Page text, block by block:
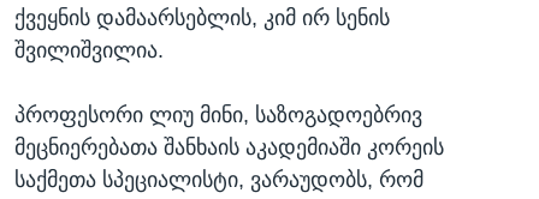
ქვეყნის დამაარსებლის, კიმ ირ სენის
შვილიშვილია.
პროფესორი ლიუ მინი, საზოგადოებრივ
მეცნიერებათა შანხაის აკადემიაში კორეის
საქმეთა სპეციალისტი, ვარაუდობს, რომ